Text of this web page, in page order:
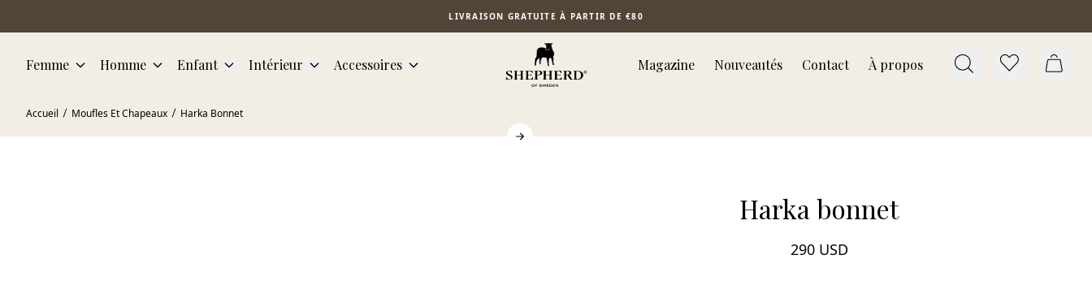
LIVRAISON GRATUITE À PARTIR DE €80
Femme Homme Enfant Intérieur Accessoires Magazine Nouveautés Contact À propos
Accueil Moufles Et Chapeaux Harka Bonnet
Harka bonnet
290 USD